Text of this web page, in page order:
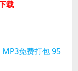
载
免费打包 95